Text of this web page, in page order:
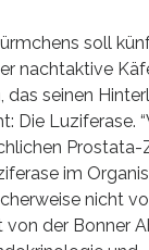
soll
nachtaktive
das seinen
Die Luziferase.
Prostata-
im
nicht
von der Bonner